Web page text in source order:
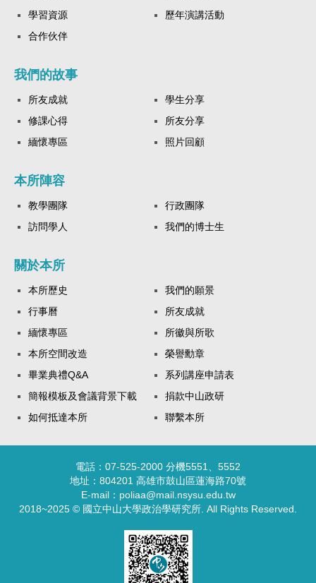
學習資源
歷年演講活動
合作伙伴
我們的故事
所友成就
學生分享
修課心得
所友分享
緬懷專區
照片回顧
本所陣容
教學團隊
行政團隊
訪問學人
我們的博士生
關於本所
本所歷史
我們的願景
行事曆
所友成就
緬懷專區
所徽與所歌
本所空間改造
榮譽勳章
畢業典禮Q&A
系列講座申請表
簡報模板及會議背景下載
捐款中山政研
如何抵達本所
聯繫本所
電話：07-525-2000 分機5551、5552
地址：804201 高雄市鼓山區蓮海路70號
E-mail：poliaa@mail.nsysu.edu.tw
2018~2025 © 國立中山大學政治學研究所. All Rights Reserved.